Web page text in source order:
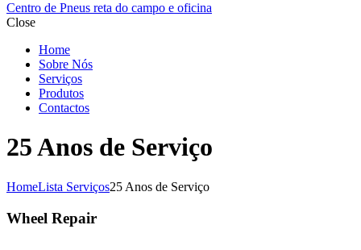
Centro de Pneus reta do campo e oficina
Close
Home
Sobre Nós
Serviços
Produtos
Contactos
25 Anos de Serviço
HomeLista Serviços25 Anos de Serviço
Wheel Repair